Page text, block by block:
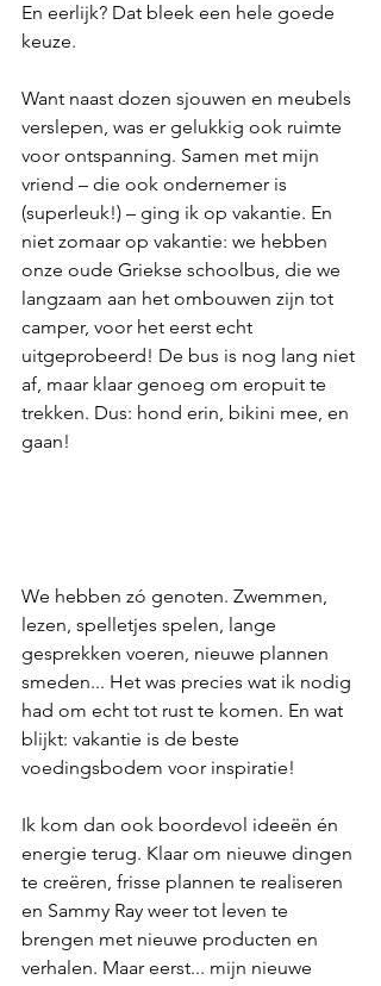
En eerlijk? Dat bleek een hele goede
keuze.
Want naast dozen sjouwen en meubels
verslepen, was er gelukkig ook ruimte
voor ontspanning. Samen met mijn
vriend – die ook ondernemer is
(superleuk!) – ging ik op vakantie. En
niet zomaar op vakantie: we hebben
onze oude Griekse schoolbus, die we
langzaam aan het ombouwen zijn tot
camper, voor het eerst echt
uitgeprobeerd! De bus is nog lang niet
af, maar klaar genoeg om eropuit te
trekken. Dus: hond erin, bikini mee, en
gaan!
We hebben zó genoten. Zwemmen,
lezen, spelletjes spelen, lange
gesprekken voeren, nieuwe plannen
smeden... Het was precies wat ik nodig
had om echt tot rust te komen. En wat
blijkt: vakantie is de beste
voedingsbodem voor inspiratie!
Ik kom dan ook boordevol ideeën én
energie terug. Klaar om nieuwe dingen
te creëren, frisse plannen te realiseren
en Sammy Ray weer tot leven te
brengen met nieuwe producten en
verhalen. Maar eerst... mijn nieuwe